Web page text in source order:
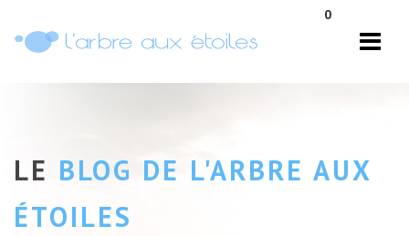
0
LE BLOG DE L'ARBRE AUX
ÉTOILES